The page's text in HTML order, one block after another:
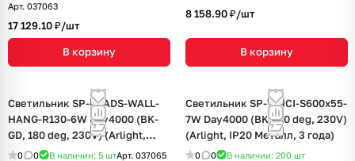
Арт. 037063
17 129.10 ₽/шт
В корзину
8 158.90 ₽/шт
В корзину
Светильник SP-BEADS-WALL-
HANG-R130-6W Day4000 (BK-
GD, 180 deg, 230V) (Arlight,
IP20 Металл, 3 года)
0 0 В наличии: 5 штАрт. 037065
Светильник SP-VINCI-S600x55-
7W Day4000 (BK, 110 deg, 230V)
(Arlight, IP20 Металл, 3 года)
0 0 В наличии: 200 шт